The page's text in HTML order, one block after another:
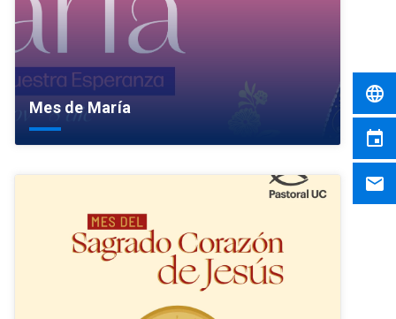
Mes de María
language
event
email